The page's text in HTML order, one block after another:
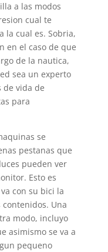
a las modos
cual te
la cual es. Sobria,
en el caso de que
de la nautica,
sea un experto
de vida de
para
se
pestanas que
pueden ver
Esto es
con su bici la
Una
modo, incluyo
asimismo se va a
pequeno